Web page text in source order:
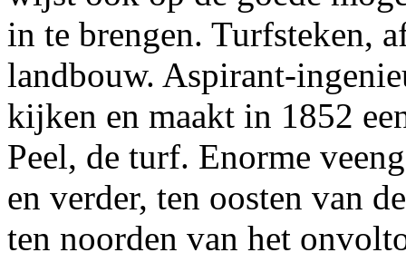
in te brengen. Turfsteken,
landbouw. Aspirant-
kijken en maakt in 1852
Peel, de turf. Enorme
en verder, ten oosten van
ten noorden van het